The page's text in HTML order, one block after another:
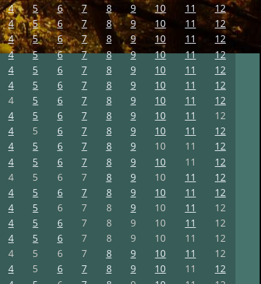
4 5 6 7 8 9 10 11 12
4 5 6 7 8 9 10 11 12
4 5 6 7 8 9 10 11 12
4 5 6 7 8 9 10 11 12
4 5 6 7 8 9 10 11 12
4 5 6 7 8 9 10 11 12
4 5 6 7 8 9 10 11 12
4 5 6 7 8 9 10 11 12
4 5 6 7 8 9 10 11 12
4 5 6 7 8 9 10 11 12
4 5 6 7 8 9 10 11 12
4 5 6 7 8 9 10 11 12
4 5 6 7 8 9 10 11 12
4 5 6 7 8 9 10 11 12
4 5 6 7 8 9 10 11 12
4 5 6 7 8 9 10 11 12
4 5 6 7 8 9 10 11 12
4 5 6 7 8 9 10 11 12